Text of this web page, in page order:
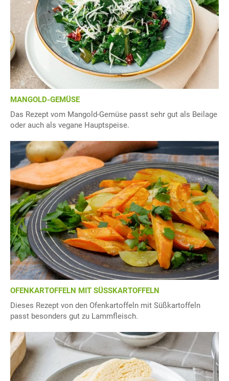
MANGOLD-GEMÜSE
Das Rezept vom Mangold-Gemüse passt sehr gut als Beilage
oder auch als vegane Hauptspeise.
OFENKARTOFFELN MIT SÜSSKARTOFFELN
Dieses Rezept von den Ofenkartoffeln mit Süßkartoffeln
passt besonders gut zu Lammfleisch.